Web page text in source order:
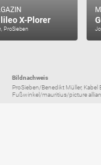
X-Plorer
ProSieben
Bildnachweis
ProSieben/Benedikt Müller, Kabel
Fußwinkel/mauritius/picture